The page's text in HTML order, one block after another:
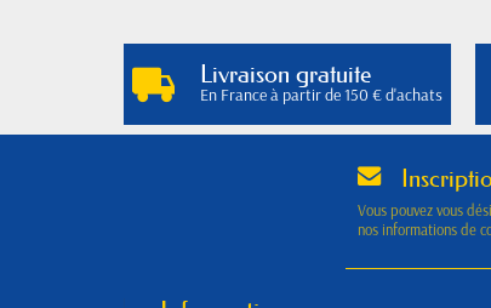
Livraison gratuite
En France à partir de 150 € d'achats
Vous pouvez vous
nos informations de